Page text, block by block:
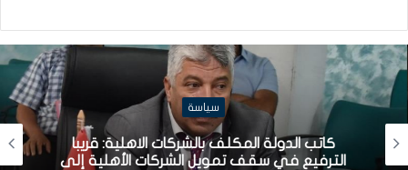
سياسة
كاتب الدولة المكلف بالشركات الاهلية: قريبا
الترفيع في سقف تمويل الشركات الأهلية إلى